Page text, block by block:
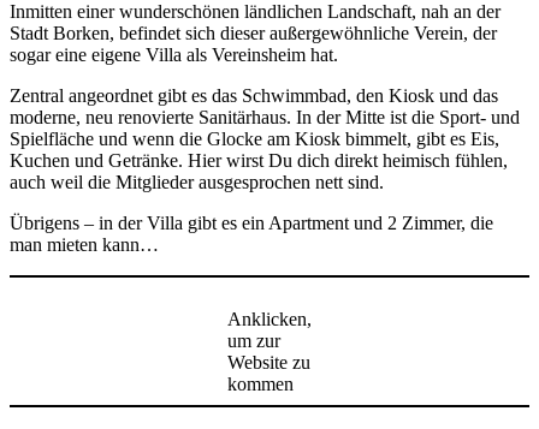
Inmitten einer wunderschönen ländlichen Landschaft, nah an der
Stadt Borken, befindet sich dieser außergewöhnliche Verein, der
sogar eine eigene Villa als Vereinsheim hat.
Zentral angeordnet gibt es das Schwimmbad, den Kiosk und das
moderne, neu renovierte Sanitärhaus. In der Mitte ist die Sport- und
Spielfläche und wenn die Glocke am Kiosk bimmelt, gibt es Eis,
Kuchen und Getränke. Hier wirst Du dich direkt heimisch fühlen,
auch weil die Mitglieder ausgesprochen nett sind.
Übrigens – in der Villa gibt es ein Apartment und 2 Zimmer, die
man mieten kann…
Anklicken,
um zur
Website zu
kommen